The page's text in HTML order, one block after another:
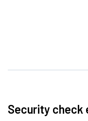
Security check